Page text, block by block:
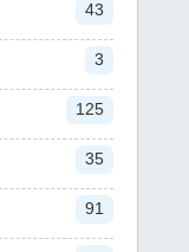
43
3
125
35
91